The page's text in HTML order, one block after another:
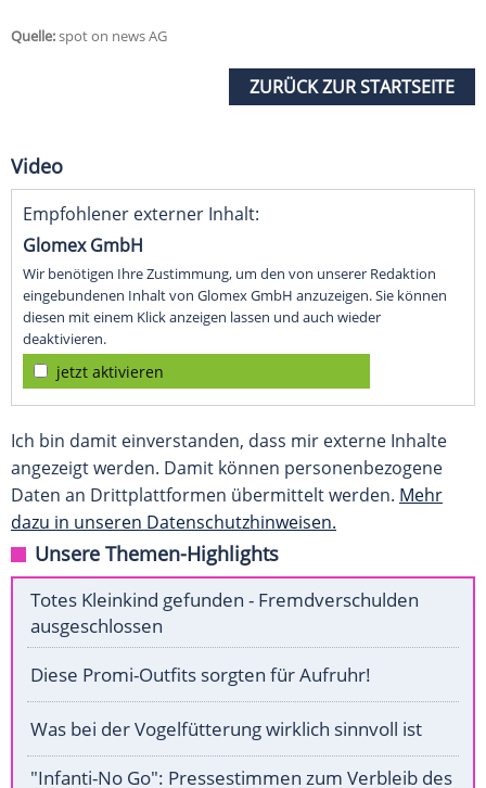
Quelle:spot on news AG
ZURÜCK ZUR STARTSEITE
Video
Empfohlener externer Inhalt:
Glomex GmbH
Wir benötigen Ihre Zustimmung, um den von unserer Redaktion
eingebundenen Inhalt von Glomex GmbH anzuzeigen. Sie können
diesen mit einem Klick anzeigen lassen und auch wieder
deaktivieren.
jetzt aktivieren
Ich bin damit einverstanden, dass mir externe Inhalte
angezeigt werden. Damit können personenbezogene
Daten an Drittplattformen übermittelt werden. Mehr
dazu in unseren Datenschutzhinweisen.
Unsere Themen-Highlights
Totes Kleinkind gefunden - Fremdverschulden
ausgeschlossen
Diese Promi-Outfits sorgten für Aufruhr!
Was bei der Vogelfütterung wirklich sinnvoll ist
"Infanti-No Go": Pressestimmen zum Verbleib des